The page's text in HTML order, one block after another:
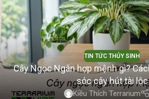
TIN TỨC THỦY SINH
Cây Ngọc Ngân hợp mệnh gì?
sóc cây hút tài lộc
Kiều Thích Terrarium